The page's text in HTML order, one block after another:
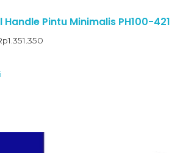
Pintu Minimalis PH100-421
1.351.350